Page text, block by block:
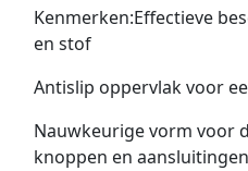
Kenmerken:Effectieve
en stof
Antislip oppervlak voor
Nauwkeurige vorm voor
knoppen en aansluitingen